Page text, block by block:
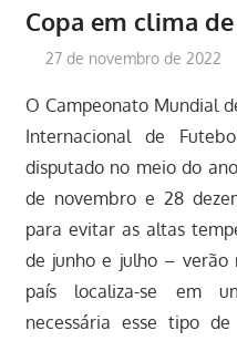
Copa em clima
27 de novembro de 2022
O Campeonato Mundial
Internacional de
disputado no meio do
de novembro e 28
para evitar as altas
de junho e julho – verão
país localiza-se em
necessária esse tipo